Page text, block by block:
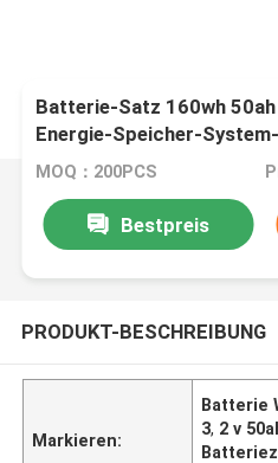
Batterie-Satz 160wh
Energie-Speicher-
MOQ：200PCS
Bestpreis
PRODUKT-BESCHREIBUNG
Markieren:
Batterie
3, 2 v